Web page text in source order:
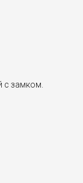
с замком.